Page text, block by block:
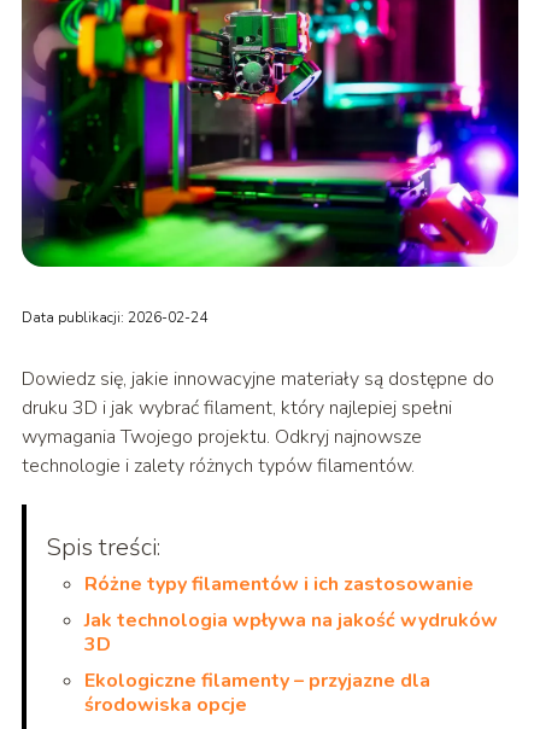
Data publikacji: 2026-02-24
Dowiedz się, jakie innowacyjne materiały są dostępne do
druku 3D i jak wybrać filament, który najlepiej spełni
wymagania Twojego projektu. Odkryj najnowsze
technologie i zalety różnych typów filamentów.
Spis treści:
Różne typy filamentów i ich zastosowanie
Jak technologia wpływa na jakość wydruków
3D
Ekologiczne filamenty – przyjazne dla
środowiska opcje